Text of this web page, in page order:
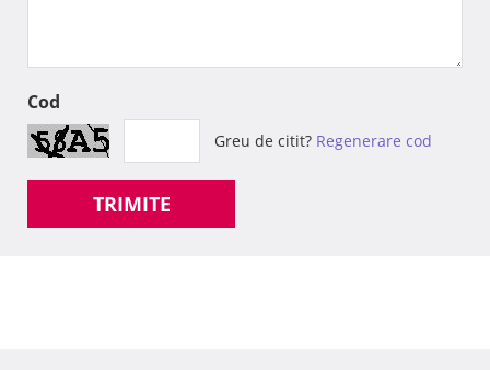
Cod
Greu de citit? Regenerare cod
TRIMITE